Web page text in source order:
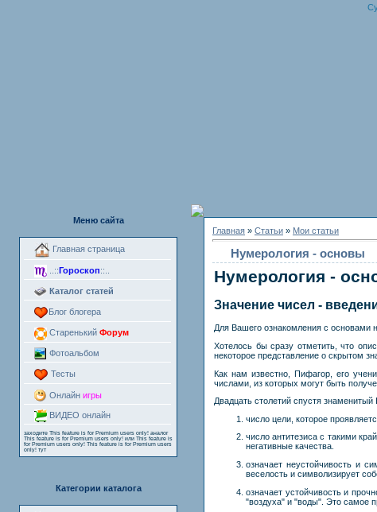
Меню сайта
Главная страница
..:: Гороскоп::..
Каталог статей
Блог блогера
Старенький Форум
Фотоальбом
Тесты
Онлайн игры
ВИДЕО онлайн
заходите This feature is for Premium users only! аналог
This feature is for Premium users only! или This feature is
for Premium users only! This feature is for Premium users
only! тут
Категории каталога
Главная » Статьи » Мои статьи
Нумерология - основы
Нумерология -
Значение чисел -
Для Вашего ознакомления с основами
Хотелось бы сразу отметить, что
некоторое представление о скрытом
Как нам известно, Пифагор, его
числами, из которых могут быть
Двадцать столетий спустя
число цели, которое
число антитезиса с такими
негативные качества.
означает неустойчивость и
веселость и символизирует
означает устойчивость и
"воздуха" и "воды". Это самое